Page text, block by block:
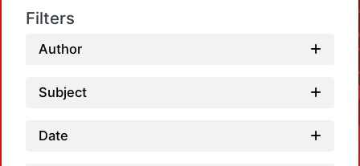
Filters
Author
Subject
Date